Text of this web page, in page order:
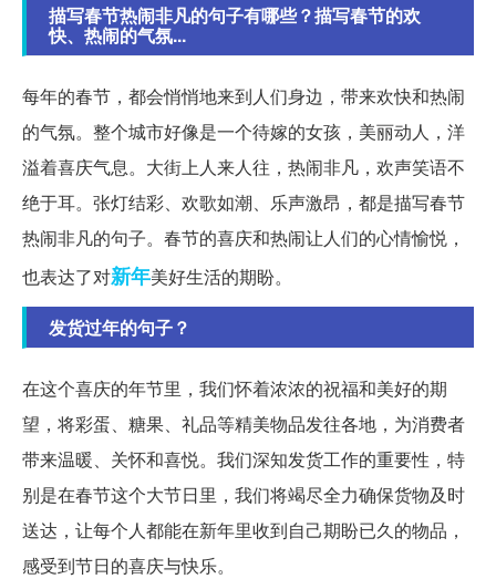
描写春节热闹非凡的句子有哪些？描写春节的欢
快、热闹的气氛...
每年的春节，都会悄悄地来到人们身边，带来欢快和热闹
的气氛。整个城市好像是一个待嫁的女孩，美丽动人，洋
溢着喜庆气息。大街上人来人往，热闹非凡，欢声笑语不
绝于耳。张灯结彩、欢歌如潮、乐声激昂，都是描写春节
热闹非凡的句子。春节的喜庆和热闹让人们的心情愉悦，
也表达了对新年美好生活的期盼。
发货过年的句子？
在这个喜庆的年节里，我们怀着浓浓的祝福和美好的期
望，将彩蛋、糖果、礼品等精美物品发往各地，为消费者
带来温暖、关怀和喜悦。我们深知发货工作的重要性，特
别是在春节这个大节日里，我们将竭尽全力确保货物及时
送达，让每个人都能在新年里收到自己期盼已久的物品，
感受到节日的喜庆与快乐。